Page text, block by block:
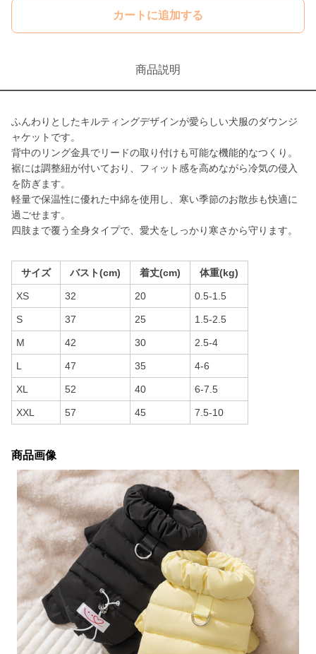
カートに追加する
商品説明
ふんわりとしたキルティングデザインが愛らしい犬服のダウンジ
ャケットです。
背中のリング金具でリードの取り付けも可能な機能的なつくり。
裾には調整紐が付いており、フィット感を高めながら冷気の侵入
を防ぎます。
軽量で保温性に優れた中綿を使用し、寒い季節のお散歩も快適に
過ごせます。
四肢まで覆う全身タイプで、愛犬をしっかり寒さから守ります。
サイズ バスト(cm) 着丈(cm) 体重(kg)
XS 32 20 0.5-1.5
S 37 25 1.5-2.5
M 42 30 2.5-4
L 47 35 4-6
XL 52 40 6-7.5
XXL 57 45 7.5-10
商品画像